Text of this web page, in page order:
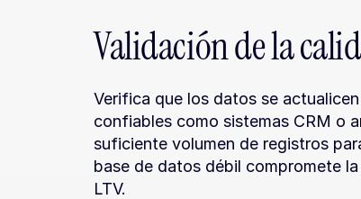
Validación de la
Verifica que los datos se
confiables como sistemas CRM o
suficiente volumen de registros
base de datos débil compromete
LTV.